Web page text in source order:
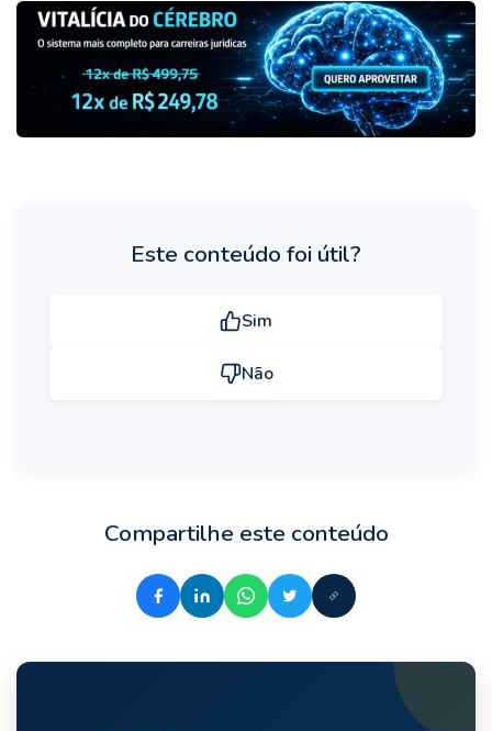
Este conteúdo foi útil?
Sim
Não
Compartilhe este conteúdo